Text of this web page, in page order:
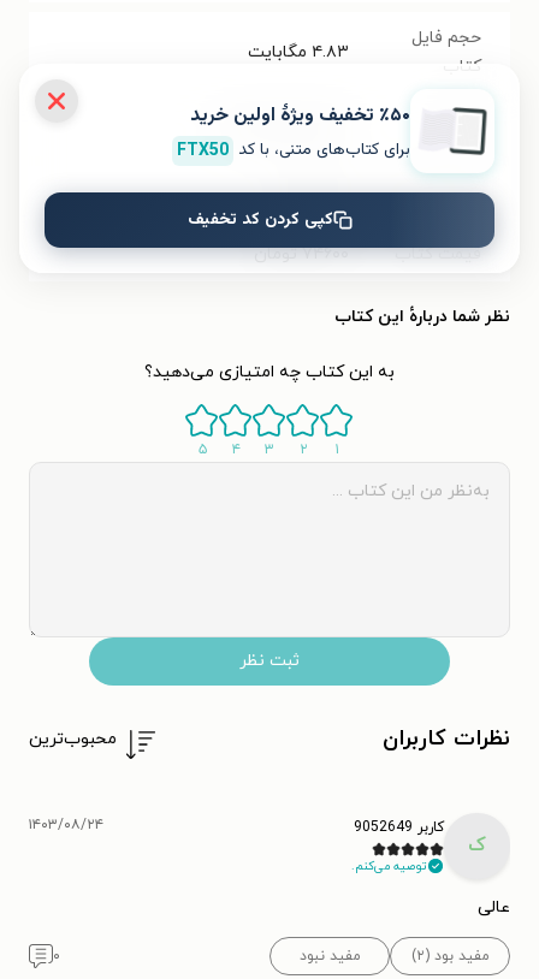
حجم فایل
کتاب
۴.۸۳ مگابایت
۹۷۸۶۲۲۶۸۴۳۲۳۲
تعداد صفحه‌ها ۳۱۱ صفحه
قیمت کتاب ۷۴۶۰۰ تومان
نظر شما دربارهٔ این کتاب
به این کتاب چه امتیازی می‌دهید؟
۱ ۲ ۳ ۴ ۵
ثبت نظر
نظرات کاربران محبوب‌ترین
ک
کاربر 9052649
توصیه می‌کنم.
۱۴۰۳/۰۸/۲۴
عالی
مفید بود (۲) مفید نبود ۰
٪۵۰ تخفیف ویژۀ اولین خرید
برای کتاب‌های متنی، با کد FTX50
کپی کردن کد تخفیف